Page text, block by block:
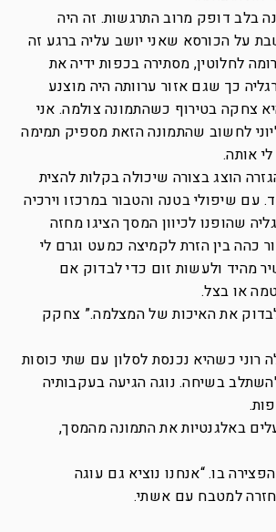
בלב דופק מרוב התרגשות. זה היה
על הכורסא שאני יושב עליה ברגע זה
לחלוטין, מסתירה בכפות ידיה את
כך שגם אזור ערוותה היה מוצנע
צחקה בטירוף כשהתמונה צולמה. אני
לחשוב שהתמונה הזאת מספיק תמימה
אותה.
הוצג בצורה שיכולה בקלות להצית
עם שיפולי בטנה והטבור במרכזו וירכיה
שהופנו לכיוון המסך הציגו מחזה
כהה בין הזרת לקמיצה כמעט וגרם לי
מהיד ולעשות זום כדי לבדוק אם
או בצל.
את האיכות של המצלמה.” צחקק
רוני כשהיא נכנסת לסלון עם שתי כוסות
בשיחה. נוגה הגיעה בעקבותיה
באלגנטיות את התמונה מהמסך,
בו. “אנחנו נוציא גם עוגה
למטבח עם אשתי.